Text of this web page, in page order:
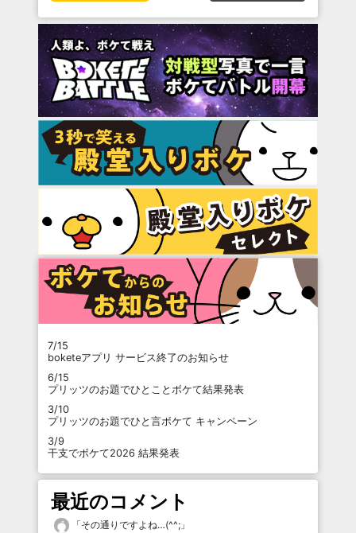
7/15
boketeアプリ サービス終了のお知らせ
6/15
プリッツのお題でひとことボケて結果発表
3/10
プリッツのお題でひと言ボケて キャンペーン
3/9
干支でボケて2026 結果発表
最近のコメント
「その通りですよね…(^^; 」